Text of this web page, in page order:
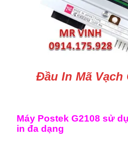
Đầu In Mã Vạch
Máy Postek G2108 sử
in đa dạng